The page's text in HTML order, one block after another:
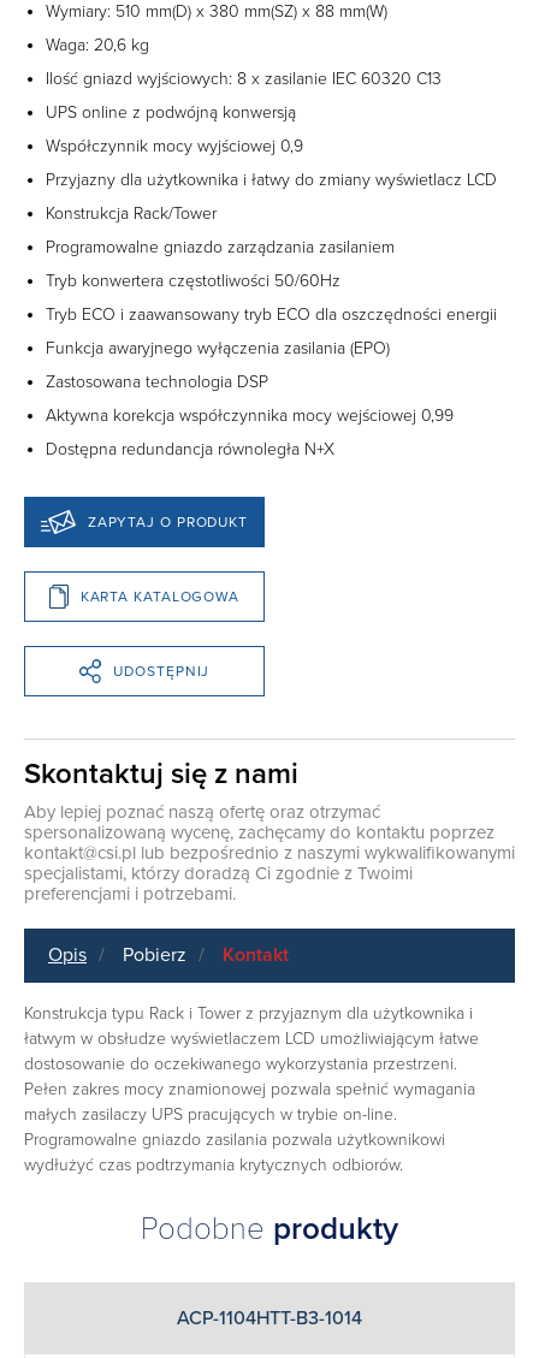
Wymiary: 510 mm(D) x 380 mm(SZ) x 88 mm(W)
Waga: 20,6 kg
Ilość gniazd wyjściowych: 8 x zasilanie IEC 60320 C13
UPS online z podwójną konwersją
Współczynnik mocy wyjściowej 0,9
Przyjazny dla użytkownika i łatwy do zmiany wyświetlacz LCD
Konstrukcja Rack/Tower
Programowalne gniazdo zarządzania zasilaniem
Tryb konwertera częstotliwości 50/60Hz
Tryb ECO i zaawansowany tryb ECO dla oszczędności energii
Funkcja awaryjnego wyłączenia zasilania (EPO)
Zastosowana technologia DSP
Aktywna korekcja współczynnika mocy wejściowej 0,99
Dostępna redundancja równoległa N+X
ZAPYTAJ O PRODUKT
KARTA KATALOGOWA
UDOSTĘPNIJ
Skontaktuj się z nami
Aby lepiej poznać naszą ofertę oraz otrzymać
spersonalizowaną wycenę, zachęcamy do kontaktu poprzez
kontakt@csi.pl lub bezpośrednio z naszymi wykwalifikowanymi
specjalistami, którzy doradzą Ci zgodnie z Twoimi
preferencjami i potrzebami.
Opis Pobierz Kontakt
Konstrukcja typu Rack i Tower z przyjaznym dla użytkownika i
łatwym w obsłudze wyświetlaczem LCD umożliwiającym łatwe
dostosowanie do oczekiwanego wykorzystania przestrzeni.
Pełen zakres mocy znamionowej pozwala spełnić wymagania
małych zasilaczy UPS pracujących w trybie on-line.
Programowalne gniazdo zasilania pozwala użytkownikowi
wydłużyć czas podtrzymania krytycznych odbiorów.
Podobne produkty
ACP-1104HTT-B3-1014